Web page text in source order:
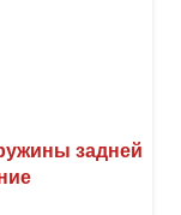
задней